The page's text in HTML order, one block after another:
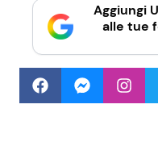
Aggiungi
alle tue